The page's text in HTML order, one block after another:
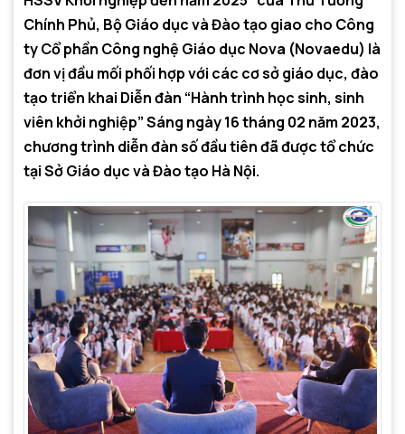
Chính Phủ, Bộ Giáo dục và Đào tạo giao cho Công
ty Cổ phần Công nghệ Giáo dục Nova (Novaedu) là
đơn vị đầu mối phối hợp với các cơ sở giáo dục, đào
tạo triển khai Diễn đàn “Hành trình học sinh, sinh
viên khởi nghiệp” Sáng ngày 16 tháng 02 năm 2023,
chương trình diễn đàn số đầu tiên đã được tổ chức
tại Sở Giáo dục và Đào tạo Hà Nội.